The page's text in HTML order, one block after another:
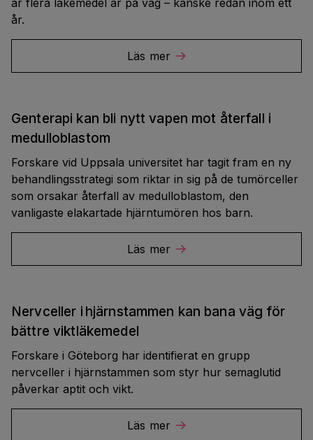
är flera läkemedel är på väg – kanske redan inom ett
år.
Läs mer
Genterapi kan bli nytt vapen mot återfall i
medulloblastom
Forskare vid Uppsala universitet har tagit fram en ny
behandlingsstrategi som riktar in sig på de tumörceller
som orsakar återfall av medulloblastom, den
vanligaste elakartade hjärntumören hos barn.
Läs mer
Nervceller i hjärnstammen kan bana väg för
bättre viktläkemedel
Forskare i Göteborg har identifierat en grupp
nervceller i hjärnstammen som styr hur semaglutid
påverkar aptit och vikt.
Läs mer